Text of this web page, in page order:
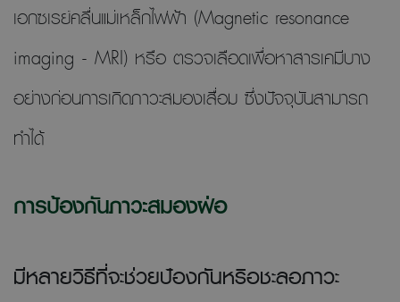
เอกซเรย์คลื่นแม่เหล็กไฟฟ้า (Magnetic resonance
imaging - MRI) หรือ ตรวจเลือดเพื่อหาสารเคมีบาง
อย่างก่อนการเกิดภาวะสมองเสื่อม ซึ่งปัจจุบันสามารถ
ทำได้
การป้องกันภาวะสมองฝ่อ
มีหลายวิธีที่จะช่วยป้องกันหรือชะลอภาวะ